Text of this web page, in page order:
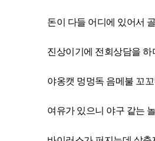
돈이 다들 어디에 있어서
진상이기에 전회상담을
야옹캣 멍멍독 음메불 꼬
여유가 있으니 야구 같는